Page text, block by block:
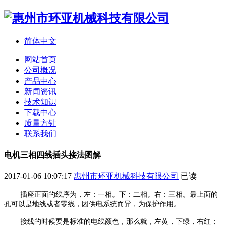
简体中文
网站首页
公司概况
产品中心
新闻资讯
技术知识
下载中心
质量方针
联系我们
电机三相四线插头接法图解
2017-01-06 10:07:17 惠州市环亚机械科技有限公司 已读
插座正面的线序为，左：一相。下：二相。右：三相。最上面的
孔可以是地线或者零线，因供电系统而异，为保护作用。
接线的时候要是标准的电线颜色，那么就，左黄，下绿，右红；